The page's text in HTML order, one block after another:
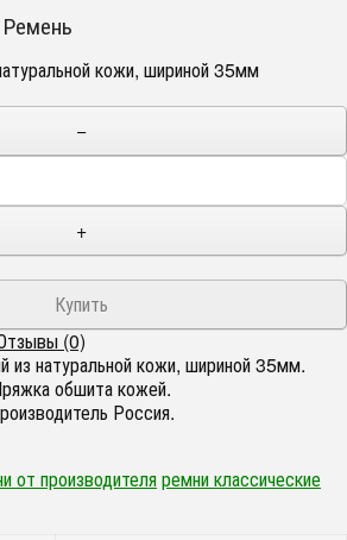
кожи, шириной 35мм
−
+
(0)
из натуральной кожи, шириной 35мм.
обшита кожей.
Россия.
от производителяремни классические